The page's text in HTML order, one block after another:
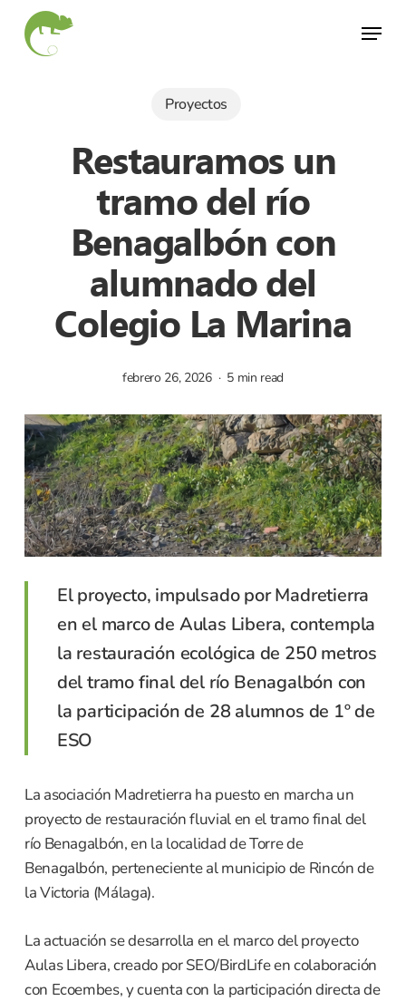
Menu
Proyectos
Restauramos un
tramo del río
Benagalbón con
alumnado del
Colegio La Marina
febrero 26, 2026 5 min read
El proyecto, impulsado por Madretierra
en el marco de Aulas Libera, contempla
la restauración ecológica de 250 metros
del tramo final del río Benagalbón con
la participación de 28 alumnos de 1º de
ESO
La asociación Madretierra ha puesto en marcha un
proyecto de restauración fluvial en el tramo final del
río Benagalbón, en la localidad de Torre de
Benagalbón, perteneciente al municipio de Rincón de
la Victoria (Málaga).
La actuación se desarrolla en el marco del proyecto
Aulas Libera, creado por SEO/BirdLife en colaboración
con Ecoembes, y cuenta con la participación directa de